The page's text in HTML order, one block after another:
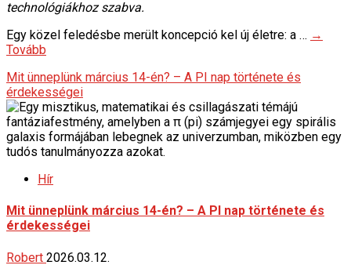
technológiákhoz szabva.
Egy közel feledésbe merült koncepció kel új életre: a … →
Tovább
Mit ünneplünk március 14-én? – A PI nap története és
érdekességei
Hír
Mit ünneplünk március 14-én? – A PI nap története és
érdekességei
Robert 2026.03.12.